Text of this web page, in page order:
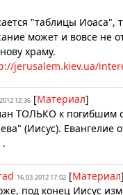
"таблицы Иоаса",
может и вовсе не
храму.
jerusalem.kiev.ua/
12:36 [Материал]
ТОЛЬКО к погибшим
(Иисус). Евангелие
.
16.03.2012 17:02 [Материал]
под конец Иисус